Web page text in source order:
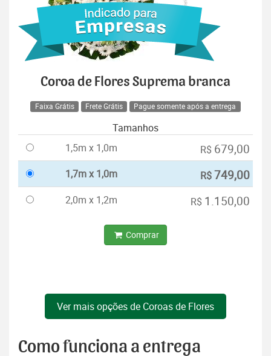
Coroa de Flores Suprema branca
Faixa Grátis Frete Grátis Pague somente após a entrega
Tamanhos
1,5m x 1,0m
R$ 679,00
1,7m x 1,0m R$749,00
2,0m x 1,2m R$ 1.150,00
Comprar
Ver mais opções de Coroas de Flores
Como funciona a entrega